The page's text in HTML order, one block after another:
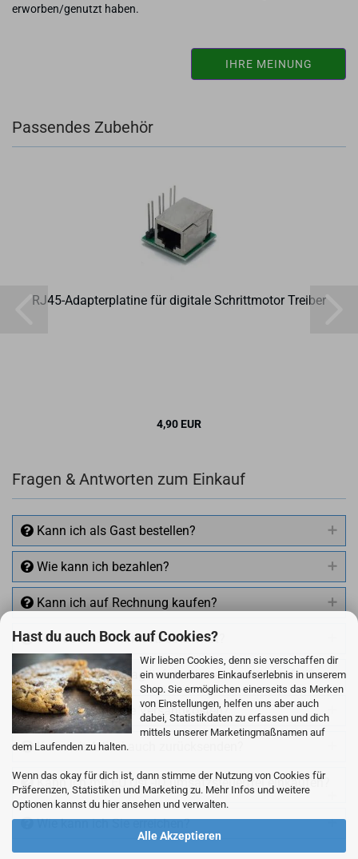
Hast du auch Bock auf Cookies?
Wir lieben Cookies, denn sie verschaffen dir
ein wunderbares Einkaufserlebnis in unserem
Shop. Sie ermöglichen einerseits das Merken
von Einstellungen, helfen uns aber auch
dabei, Statistikdaten zu erfassen und dich
mittels unserer Marketingmaßnamen auf
dem Laufenden zu halten.
Wenn das okay für dich ist, dann stimme der Nutzung von Cookies für
Präferenzen, Statistiken und Marketing zu. Mehr Infos und weitere
Optionen kannst du hier ansehen und verwalten.
Alle Akzeptieren
erworben/genutzt haben.
IHRE MEINUNG
Passendes Zubehör
RJ45-​Ad­ap­ter­pla­ti­ne für di­gi­ta­le Schritt­mo­tor Trei­ber
4,90 EUR
Fragen & Antworten zum Einkauf
Kann ich als Gast bestellen?
Wie kann ich bezahlen?
Kann ich auf Rechnung kaufen?
Gibt es einen Mindestbestellwert?
Ab welchem Betrag liefern Sie versandkostenfrei?
Wie hoch sind die Versandkosten?
Kann ich Artikel auch zurücksenden?
Kann ich mit EU Ust.-ID umsatzsteuerfrei einkaufen?
Wie kann ich Sie erreichen?